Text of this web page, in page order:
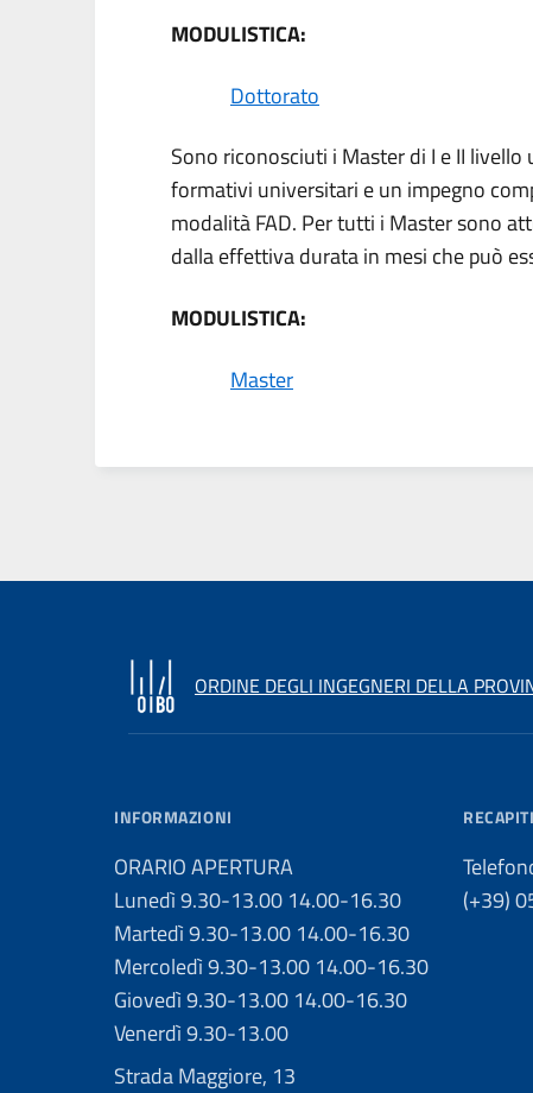
MODULISTICA:
Dottorato
Sono riconosciuti i Master di I e II
formativi universitari e un impegno
modalità FAD. Per tutti i Master sono
dalla effettiva durata in mesi che può
MODULISTICA:
Master
ORDINE DEGLI INGEGNERI DELLA
INFORMAZIONI
ORARIO APERTURA
Lunedì 9.30-13.00 14.00-16.30
Martedì 9.30-13.00 14.00-16.30
Mercoledì 9.30-13.00 14.00-16.30
Giovedì 9.30-13.00 14.00-16.30
Venerdì 9.30-13.00
Strada Maggiore, 13
RECAPITI
(+39)